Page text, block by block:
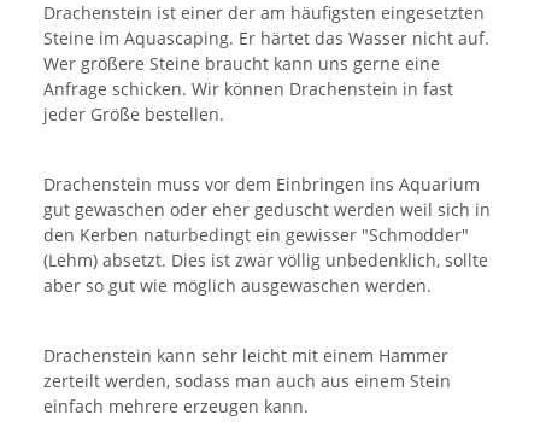
Drachenstein ist einer der am häufigsten eingesetzten
Steine im Aquascaping. Er härtet das Wasser nicht auf.
Wer größere Steine braucht kann uns gerne eine
Anfrage schicken. Wir können Drachenstein in fast
jeder Größe bestellen.
Drachenstein muss vor dem Einbringen ins Aquarium
gut gewaschen oder eher geduscht werden weil sich in
den Kerben naturbedingt ein gewisser "Schmodder"
(Lehm) absetzt. Dies ist zwar völlig unbedenklich, sollte
aber so gut wie möglich ausgewaschen werden.
Drachenstein kann sehr leicht mit einem Hammer
zerteilt werden, sodass man auch aus einem Stein
einfach mehrere erzeugen kann.